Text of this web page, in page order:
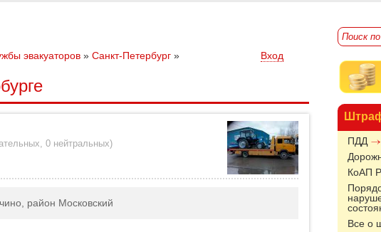
ПДД
КоАП
Все о
эвакуаторов » Санкт-Петербург » Вход
, 0 нейтральных)
район Московский